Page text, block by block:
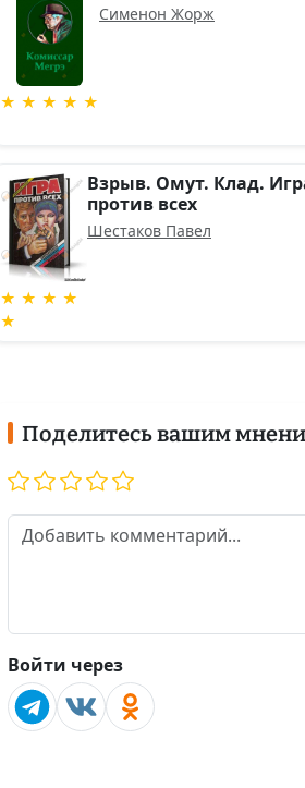
★ ★ ★ ★ ★
Сименон Жорж
★ ★ ★ ★
★
Взрыв. Омут. Клад.
против всех
Шестаков Павел
Поделитесь вашим
Войти через